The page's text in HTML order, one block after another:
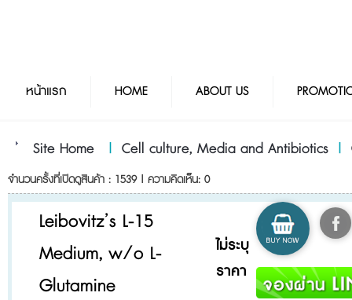
หน้าแรก HOME ABOUT US
Site Home | Cell culture, Media and Antibiotics |
จำนวนครั้งที่เปิดดูสินค้า : 1539 | ความคิดเห็น: 0
Leibovitz’s L-15
Medium, w/o L-
Glutamine
ไม่ระบุ
ราคา